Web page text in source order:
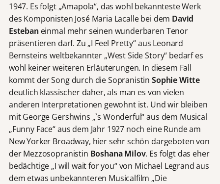
1947. Es folgt „Amapola“, das wohl bekannteste Werk
des Komponisten José Maria Lacalle bei dem David
Estebaneinmal mehr seinen wunderbaren Tenor
präsentieren darf. Zu „I Feel Pretty“ aus Leonard
Bernsteins weltbekannter „West Side Story“ bedarf es
wohl keiner weiteren Erläuterungen. In diesem Fall
kommt der Song durch die Sopranistin Sophie Witte
deutlich klassischer daher, als man es von vielen
anderen Interpretationen gewohnt ist. Und wir bleiben
mit George Gershwins „`s Wonderful“ aus dem Musical
„Funny Face“ aus dem Jahr 1927 noch eine Runde am
New Yorker Broadway, hier sehr schön dargeboten von
der Mezzosopranistin Boshana Milov. Es folgt das eher
bedächtige „I will wait for you“ von Michael Legrand aus
dem etwas unbekannteren Musicalfilm „Die